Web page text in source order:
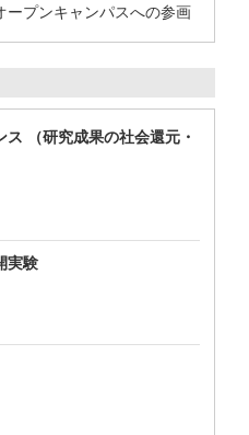
ープンキャンパスへの参画
（研究成果の社会還元・
実験